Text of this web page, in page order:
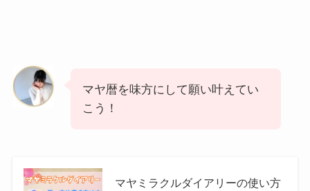
マヤ暦を味方にして願い叶えてい
こう！
マヤミラクルダイアリーの使い方